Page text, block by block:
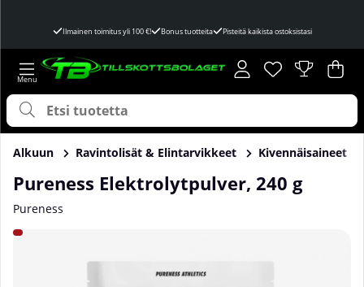
Ilmainen toimitus yli 100 €! Bonus tuotteita Pisteitä kaikista ostoksistasi
Toivelista
Lukumäärä
. .
Alkuun Ravintolisät & Elintarvikkeet Kivennäisaineet
Pureness Elektrolytpulver, 240 g
Pureness
Tuotekuvat Pureness Elektrolytpulver, 240 g